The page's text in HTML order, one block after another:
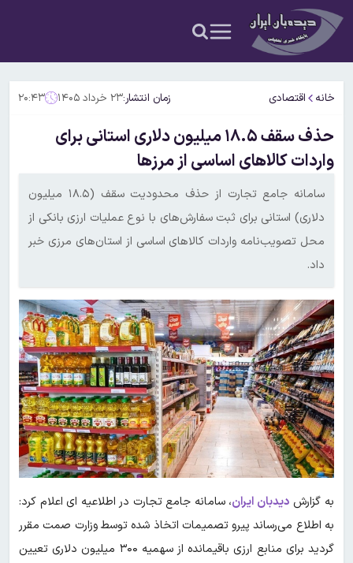
خانه اقتصادی زمان انتشار:۲۳ خرداد ۱۴۰۵ ۲۰:۴۳
حذف سقف ۱۸.۵ میلیون دلاری استانی برای
واردات کالاهای اساسی از مرزها
سامانه جامع تجارت از حذف محدودیت سقف (۱۸.۵ میلیون
دلاری) استانی برای ثبت سفارش‌های با نوع عملیات ارزی بانکی از
محل تصویب‌نامه واردات کالاهای اساسی از استان‌های مرزی خبر
داد.
به گزارش دیدبان ایران،سامانه جامع تجارت در اطلاعیه ای اعلام کرد:
به اطلاع می‌رساند پیرو تصمیمات اتخاذ شده توسط وزارت صمت مقرر
گردید برای منابع ارزی باقیمانده از سهمیه ۳۰۰ میلیون دلاری تعیین